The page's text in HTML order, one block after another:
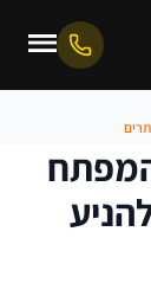
המפתח